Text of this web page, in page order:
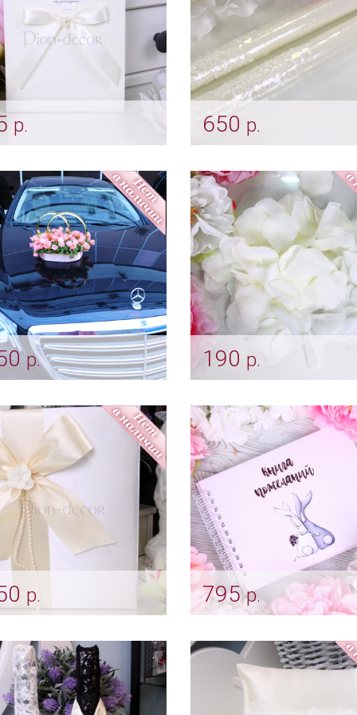
р.
конверт»
650 р.
«Кружево» айвори
Арт: svch_0201
р. 190 р.
(300 шт.)
Арт: kor_0019
р. 795р.
пожеланий "Зайчишки"
Арт: alb_0025